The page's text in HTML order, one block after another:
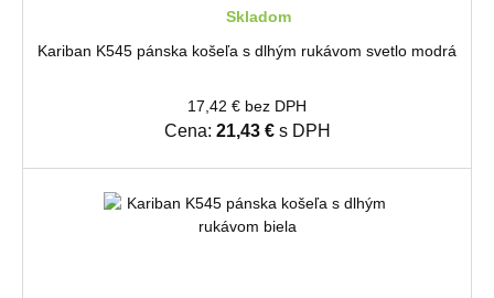
Skladom
Kariban K545 pánska košeľa s dlhým rukávom svetlo modrá
17,42 € bez DPH
Cena: 21,43 €s DPH